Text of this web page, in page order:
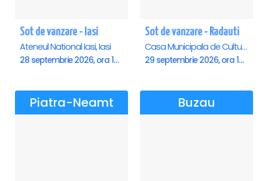
Sot de vanzare - Iasi
Ateneul National Iasi, Iasi
28 septembrie 2026, ora 19:00
Sot de vanzare - Radauti
Casa Municipala de Cultura, Radauti
29 septembrie 2026, ora 19:00
Piatra-Neamt Buzau